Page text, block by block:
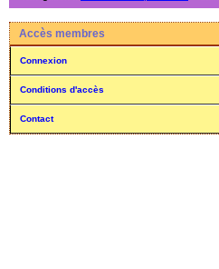
Accès membres
Connexion
Conditions d'accès
Contact